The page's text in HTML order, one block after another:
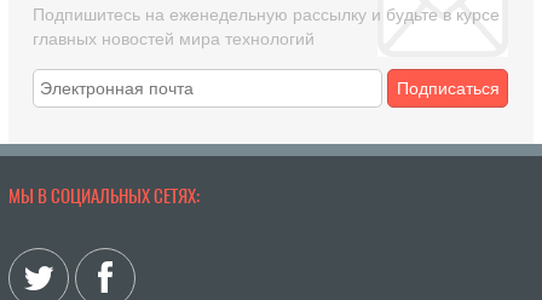
Подпишитесь на еженедельную рассылку и будьте в курсе
главных новостей мира технологий
Подписаться
МЫ В СОЦИАЛЬНЫХ СЕТЯХ: